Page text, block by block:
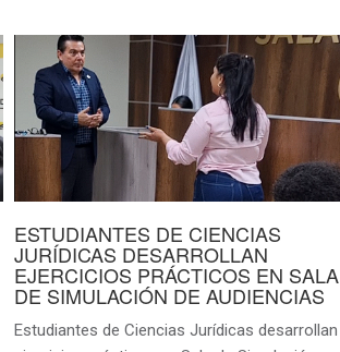
ESTUDIANTES DE CIENCIAS
JURÍDICAS DESARROLLAN
EJERCICIOS PRÁCTICOS EN SALA
DE SIMULACIÓN DE AUDIENCIAS
Estudiantes de Ciencias Jurídicas desarrollan